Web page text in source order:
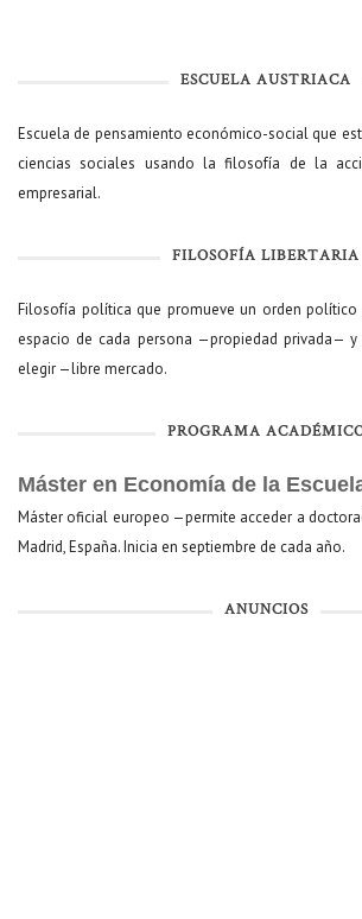
ESCUELA AUSTRIACA
Escuela de pensamiento económico-social que
ciencias sociales usando la filosofía de la
empresarial.
FILOSOFÍA LIBERTARIA
Filosofía política que promueve un orden
espacio de cada persona —propiedad privada—
elegir —libre mercado.
PROGRAMA
Máster en Economía de la
Máster oficial europeo —permite acceder a
Madrid, España. Inicia en septiembre de cada año.
ANUNCIOS